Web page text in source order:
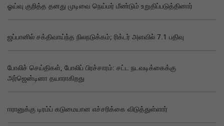
ஓய்வு குறித்த தனது முடிவை நெய்மர் மீண்டும் உறுதிப்படுத்தினார்
ஜப்பானில் சக்திவாய்ந்த நிலநடுக்கம்; ரிக்டர் அளவில் 7.1 பதிவு
போலிச் செய்திகள், போலிப் பிரச்சாரம்: சட்ட நடவடிக்கைக்கு
அர்ஜென்டினா தயாராகிறது
ஈரானுக்கு டிரம்ப் கடுமையான எச்சரிக்கை விடுத்துள்ளார்